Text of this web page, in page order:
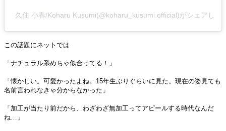
久住 小春/Koharu Kusumi(@koharu_kusumi.official)がシェアした
この話題にネットでは
「ナチュラル系めちゃ似合ってる！」
「懐かしい。可愛かったよね。15年生ぶりぐらいに見た。現在の姿見ても
名前言われなきゃ分からなかった」
「加工が当たり前だから、わざわざ無加工ってアピールする時代なんだ
ね…」